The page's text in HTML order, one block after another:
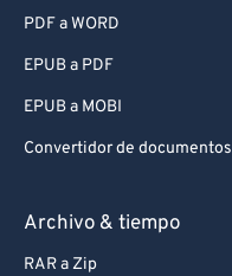
PDF a WORD
EPUB a PDF
EPUB a MOBI
Convertidor de documentos
Archivo & tiempo
RAR a Zip